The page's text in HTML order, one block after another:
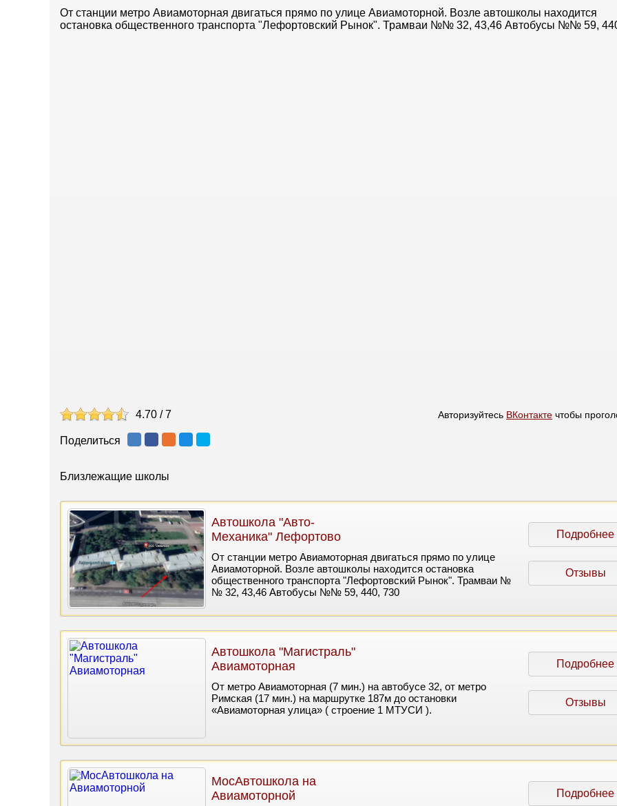
От станции метро Авиамоторная двигаться прямо по улице Авиамоторной. Возле автошколы находится
остановка общественного транспорта "Лефортовский Рынок". Трамваи №№ 32, 43,46 Автобусы №№ 59,
4.70 /7 Авторизуйтесь ВКонтакте чтобы
Поделиться
Близлежащие школы
Автошкола "Авто-
Механика" Лефортово
От станции метро Авиамоторная двигаться прямо по улице
Авиамоторной. Возле автошколы находится остановка
общественного транспорта "Лефортовский Рынок". Трамваи №
№ 32, 43,46 Автобусы №№ 59, 440, 730
Подробнее
Отзывы
Автошкола "Магистраль"
Авиамоторная
От метро Авиамоторная (7 мин.) на автобусе 32, от метро
Римская (17 мин.) на маршрутке 187м до остановки
«Авиамоторная улица» ( строение 1 МТУСИ ).
Подробнее
Отзывы
МосАвтошкола на
Авиамоторной
Подробнее